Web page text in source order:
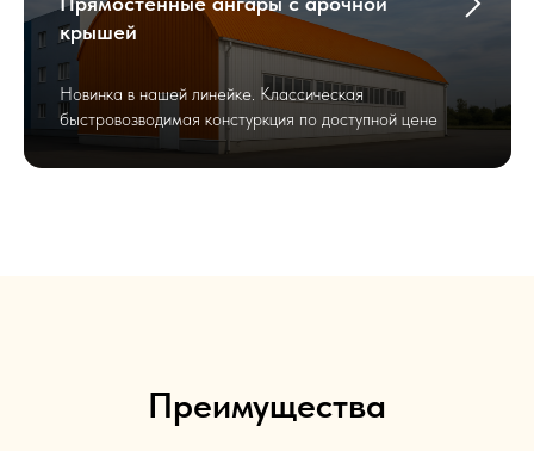
крышей
Новинка в нашей линейке. Классическая
быстровозводимая констуркция по доступной цене
Преимущества